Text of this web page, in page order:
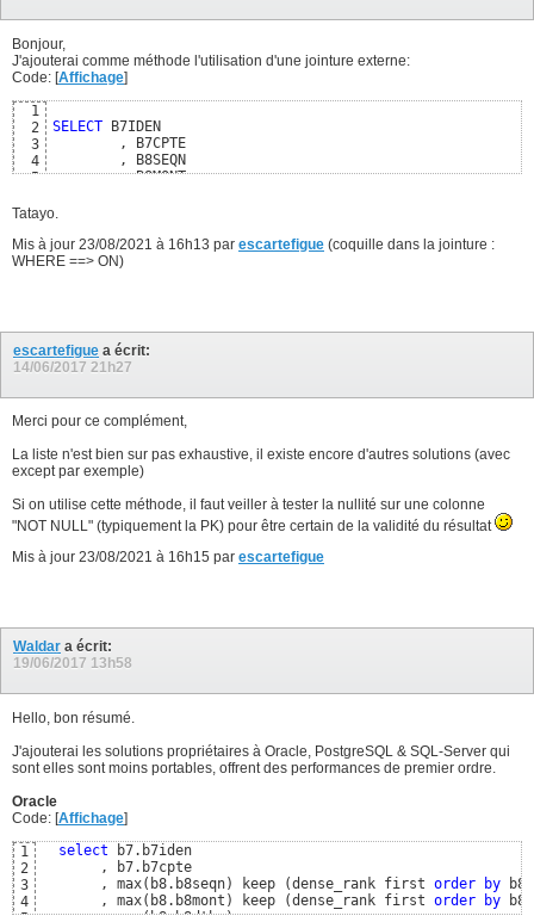
Bonjour,
J'ajouterai comme méthode l'utilisation d'une jointure externe:
Code: [Affichage]
1
2
3
4
5
7
9
10
SELECT B7IDEN
        , B7CPTE
        , B8SEQN
        , B8MONT
FROM
ON
left
outer
Tatayo.
Mis à jour 23/08/2021 à 16h13 par escartefigue (coquille dans la jointure :
WHERE ==> ON)
escartefigue a écrit:
14/06/2017 21h27
Merci pour ce complément,
La liste n'est bien sur pas exhaustive, il existe encore d'autres solutions (avec
except par exemple)
Si on utilise cette méthode, il faut veiller à tester la nullité sur une colonne
"NOT NULL" (typiquement la PK) pour être certain de la validité du résultat
Mis à jour 23/08/2021 à 16h15 par escartefigue
Waldar a écrit:
19/06/2017 13h58
Hello, bon résumé.
J'ajouterai les solutions propriétaires à Oracle, PostgreSQL & SQL-Server qui
sont elles sont moins portables, offrent des performances de premier ordre.
Oracle
Code: [Affichage]
1
2
3
4
5
select b7.b7iden
       , b7.b7cpte
       , max
( b8.b8seqn) keep (dense_rank first order by
       , max
( b8.b8mont ) keep (dense_rank first order by
       , max
(b8.b8dthr)